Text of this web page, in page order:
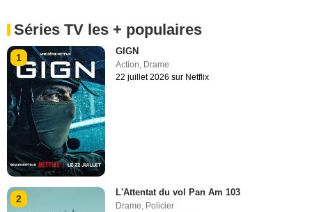
Séries TV les + populaires
1
GIGN
Action, Drame
22 juillet 2026 sur Netflix
2
L'Attentat du vol Pan Am 103
Drame, Policier